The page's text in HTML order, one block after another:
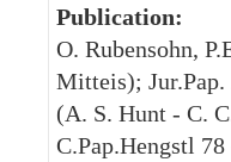
Publication:
O. Rubensohn,
Mitteis); Jur.Pap.
(A. S. Hunt - C.
C.Pap.Hengstl